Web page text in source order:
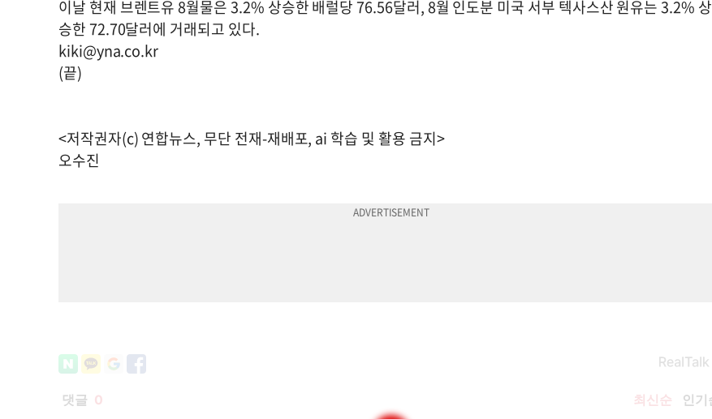
이날 현재 브렌트유 8월물은 3.2% 상승한 배럴당 76.56달러, 8월 인도분 미국 서부 텍사스산 원유는 3.2% 상
승한 72.70달러에 거래되고 있다.
kiki@yna.co.kr
(끝)
<저작권자(c) 연합뉴스, 무단 전재-재배포, ai 학습 및 활용 금지>
오수진